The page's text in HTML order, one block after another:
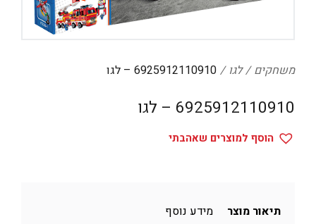
הלבשה תחתונה
מטבח
משחקים לגו 6925912110910 – לגו
6925912110910 – לגו
הוסף למוצרים שאהבתי
תיאור מוצר מידע נוסף